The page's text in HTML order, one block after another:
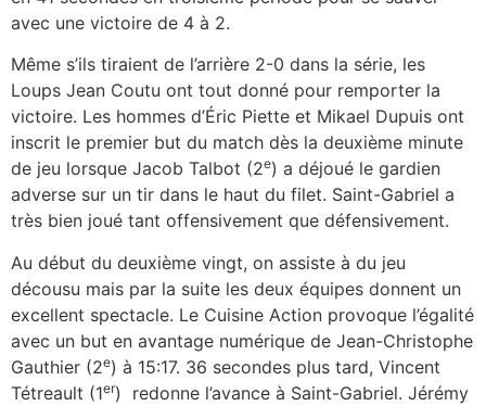
avec une victoire de 4 à 2.
Même s’ils tiraient de l’arrière 2-0 dans la série, les
Loups Jean Coutu ont tout donné pour remporter la
victoire. Les hommes d’Éric Piette et Mikael Dupuis ont
inscrit le premier but du match dès la deuxième minute
de jeu lorsque Jacob Talbot (2e) a déjoué le gardien
adverse sur un tir dans le haut du filet. Saint-Gabriel a
très bien joué tant offensivement que défensivement.
Au début du deuxième vingt, on assiste à du jeu
décousu mais par la suite les deux équipes donnent un
excellent spectacle. Le Cuisine Action provoque l’égalité
avec un but en avantage numérique de Jean-Christophe
Gauthier (2e) à 15:17. 36 secondes plus tard, Vincent
Tétreault (1er) redonne l’avance à Saint-Gabriel. Jérémy